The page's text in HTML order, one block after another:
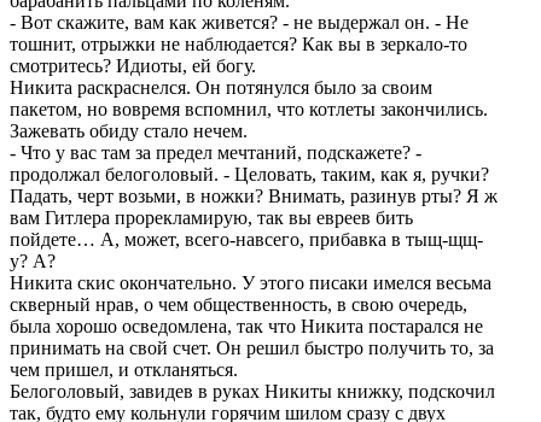
- Вот скажите, вам как живется? - не выдержал он. - Не
тошнит, отрыжки не наблюдается? Как вы в зеркало-то
смотритесь? Идиоты, ей богу.
Никита раскраснелся. Он потянулся было за своим
пакетом, но вовремя вспомнил, что котлеты закончились.
Зажевать обиду стало нечем.
- Что у вас там за предел мечтаний, подскажете? -
продолжал белоголовый. - Целовать, таким, как я, ручки?
Падать, черт возьми, в ножки? Внимать, разинув рты? Я ж
вам Гитлера прорекламирую, так вы евреев бить
пойдете… А, может, всего-навсего, прибавка в тыщ-щщ-
у? А?
Никита скис окончательно. У этого писаки имелся весьма
скверный нрав, о чем общественность, в свою очередь,
была хорошо осведомлена, так что Никита постарался не
принимать на свой счет. Он решил быстро получить то, за
чем пришел, и откланяться.
Белоголовый, завидев в руках Никиты книжку, подскочил
так, будто ему кольнули горячим шилом сразу с двух